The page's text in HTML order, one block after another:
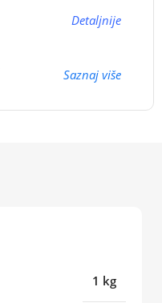
Detaljnije
Saznaj više
1 kg